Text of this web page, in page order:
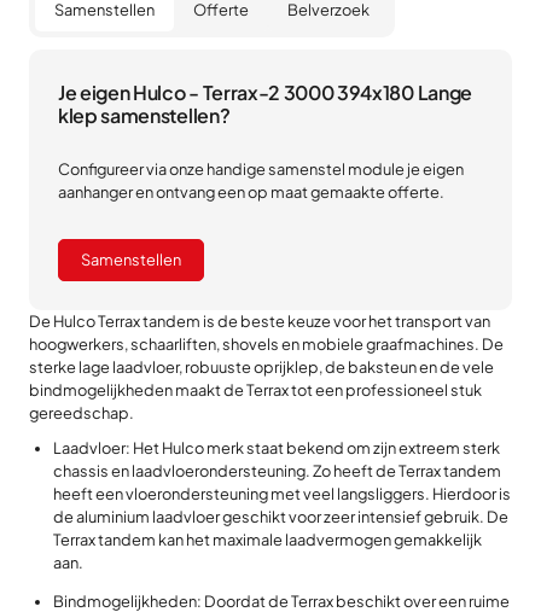
Samenstellen Offerte Belverzoek
Je eigen Hulco - Terrax-2 3000 394x180 Lange
klep samenstellen?
Configureer via onze handige samenstel module je eigen
aanhanger en ontvang een op maat gemaakte offerte.
Samenstellen
De Hulco Terrax tandem is de beste keuze voor het transport van
hoogwerkers, schaarliften, shovels en mobiele graafmachines. De
sterke lage laadvloer, robuuste oprijklep, de baksteun en de vele
bindmogelijkheden maakt de Terrax tot een professioneel stuk
gereedschap.
Laadvloer: Het Hulco merk staat bekend om zijn extreem sterk
chassis en laadvloerondersteuning. Zo heeft de Terrax tandem
heeft een vloerondersteuning met veel langsliggers. Hierdoor is
de aluminium laadvloer geschikt voor zeer intensief gebruik. De
Terrax tandem kan het maximale laadvermogen gemakkelijk
aan.
Bindmogelijkheden: Doordat de Terrax beschikt over een ruime